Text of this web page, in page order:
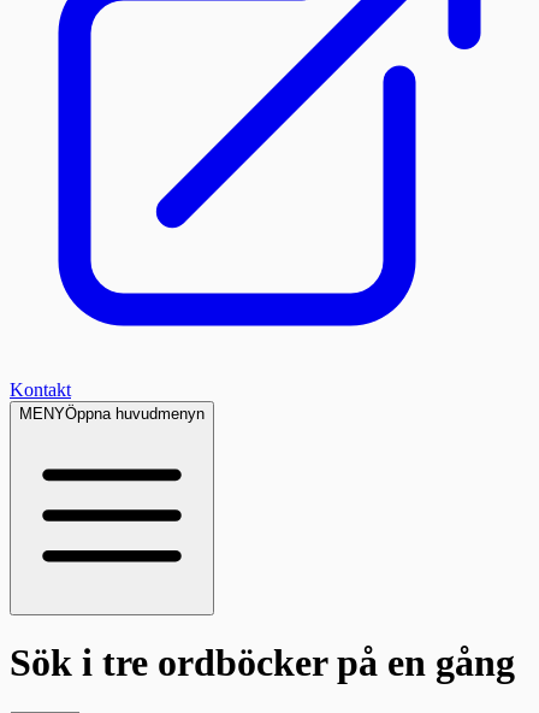
Kontakt
MENYÖppna huvudmenyn
Sök i tre ordböckerpå en gång